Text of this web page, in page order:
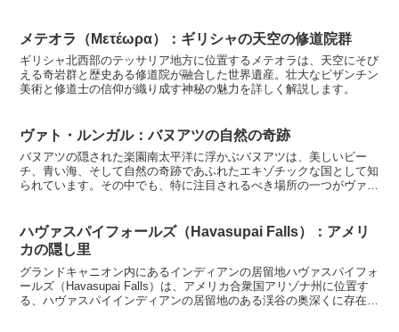
メテオラ（Μετέωρα）：ギリシャの天空の修道院群
ギリシャ北西部のテッサリア地方に位置するメテオラは、天空にそび
える奇岩群と歴史ある修道院が融合した世界遺産。壮大なビザンチン
美術と修道士の信仰が織り成す神秘の魅力を詳しく解説します。
ヴァト・ルンガル：バヌアツの自然の奇跡
バヌアツの隠された楽園南太平洋に浮かぶバヌアツは、美しいビー
チ、青い海、そして自然の奇跡であふれたエキゾチックな国として知
られています。その中でも、特に注目されるべき場所の一つがヴァ
ハヴァスパイフォールズ（Havasupai Falls）：アメリ
カの隠し里
グランドキャニオン内にあるインディアンの居留地ハヴァスパイフォ
ールズ（Havasupai Falls）は、アメリカ合衆国アリゾナ州に位置す
る、ハヴァスパイインディアンの居留地のある渓谷の奥深くに存在し